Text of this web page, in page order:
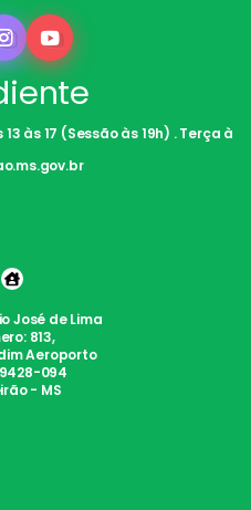
às 17 (Sessão às 19h) . Terça à
José de Lima
813,
Aeroporto
094
- MS